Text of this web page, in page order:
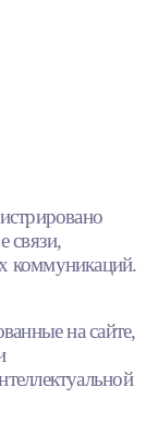
связи,
коммуникаций.
на сайте,